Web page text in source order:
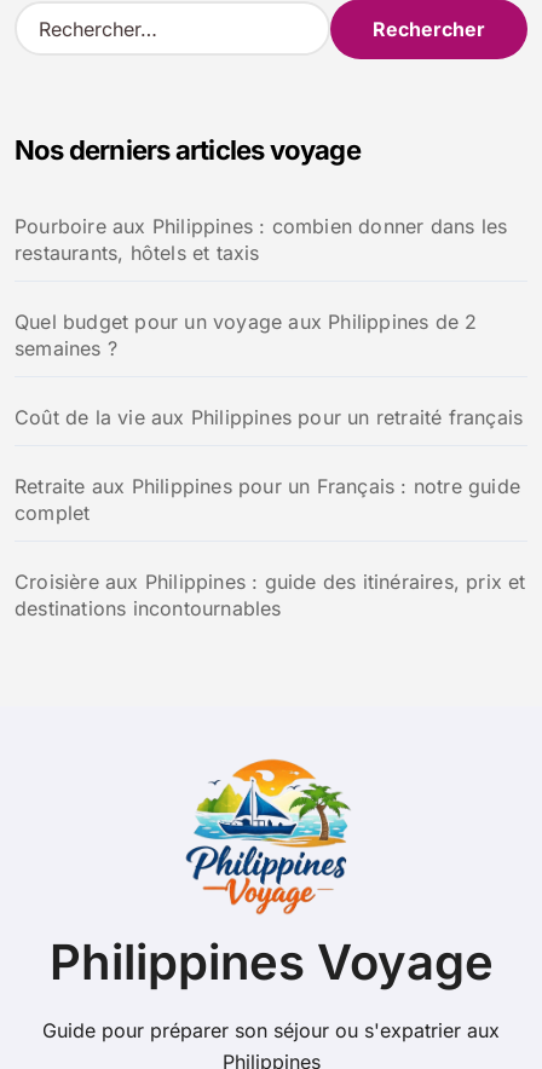
R
e
r
e
r
Nos derniers articles voyage
Pourboire aux Philippines : combien donner dans les
restaurants, hôtels et taxis
Quel budget pour un voyage aux Philippines de 2
semaines ?
Coût de la vie aux Philippines pour un retraité français
Retraite aux Philippines pour un Français : notre guide
complet
Croisière aux Philippines : guide des itinéraires, prix et
destinations incontournables
Philippines Voyage
Guide pour préparer son séjour ou s'expatrier aux
Philippines